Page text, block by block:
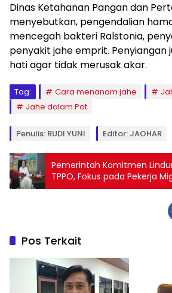
Dinas Ketahanan Pangan dan
menyebutkan, pengendalian
mencegah bakteri Ralstonia,
penyakit jahe emprit. Penyiangan
hati agar tidak merusak akar.
Tag: Cara menanam jahe
Jahe dalam Pot
Penulis: RUDI YUNI Editor: JAOHAR
Pemerintah Komitmen
TPPO, Fokus pada Pekerja
Perempuan
Pos Terkait